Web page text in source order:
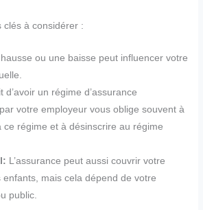
clés à considérer :
ou une baisse peut influencer votre
d’avoir un régime d’assurance
votre employeur vous oblige souvent à
ce régime et à désinscrire au régime
L’assurance peut aussi couvrir votre
enfants, mais cela dépend de votre
public.